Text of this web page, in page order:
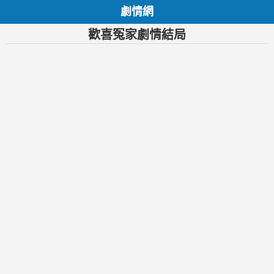
劇情網
歡喜冤家劇情結局